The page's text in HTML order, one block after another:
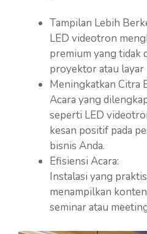
Tampilan Lebih
LED videotron
premium yang tidak
proyektor atau layar
Meningkatkan Citra
Acara yang
seperti LED
kesan positif pada
bisnis Anda.
Efisiensi Acara:
Instalasi yang
menampilkan
seminar atau